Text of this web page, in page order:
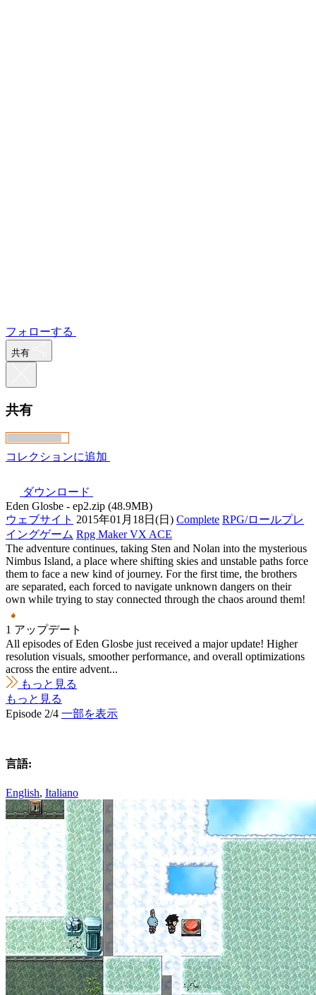
フォローする
共有
共有
コレクションに追加
ダウンロード
Eden Glosbe - ep2.zip (48.9MB)
ウェブサイト 2015年01月18日(日) Complete RPG/ロールプレ
イングゲーム Rpg Maker VX ACE
The adventure continues, taking Sten and Nolan into the mysterious
Nimbus Island, a place where shifting skies and unstable paths force
them to face a new kind of journey. For the first time, the brothers
are separated, each forced to navigate unknown dangers on their
own while trying to stay connected through the chaos around them!
1 アップデート
All episodes of Eden Glosbe just received a major update! Higher
resolution visuals, smoother performance, and overall optimizations
across the entire advent...
もっと見る
もっと見る
Episode 2/4 一部を表示
言語:
English, Italiano